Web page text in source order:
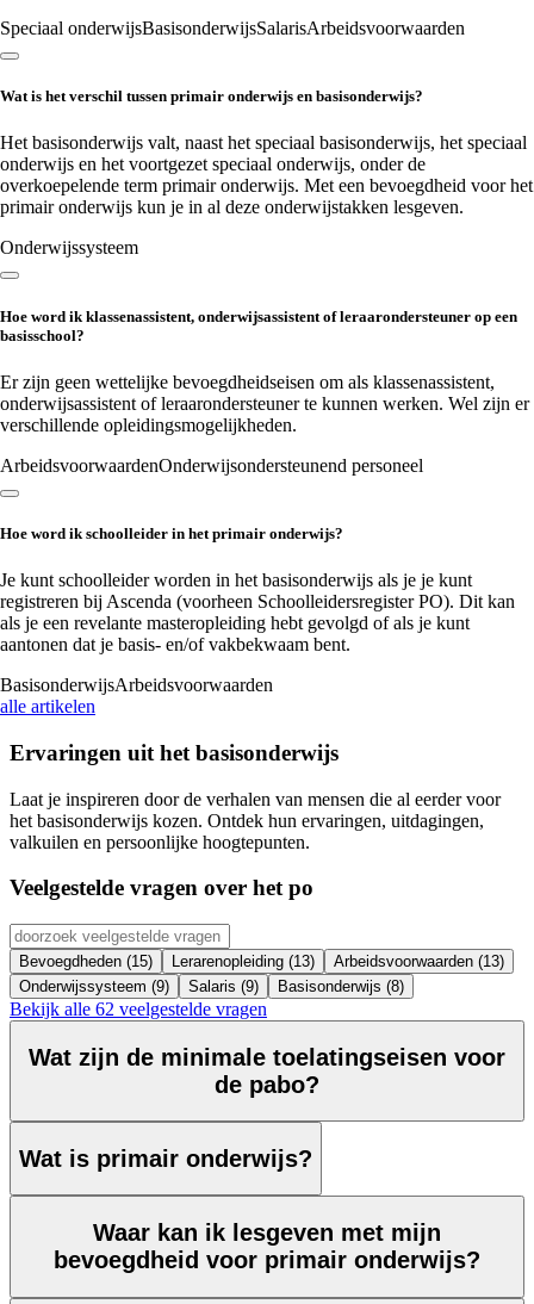
Speciaal onderwijsBasisonderwijsSalarisArbeidsvoorwaarden
Wat is het verschil tussen primair onderwijs en basisonderwijs?
Het basisonderwijs valt, naast het speciaal basisonderwijs, het speciaal
onderwijs en het voortgezet speciaal onderwijs, onder de
overkoepelende term primair onderwijs. Met een bevoegdheid voor het
primair onderwijs kun je in al deze onderwijstakken lesgeven.
Onderwijssysteem
Hoe word ik klassenassistent, onderwijsassistent of leraarondersteuner op een
basisschool?
Er zijn geen wettelijke bevoegdheidseisen om als klassenassistent,
onderwijsassistent of leraarondersteuner te kunnen werken. Wel zijn er
verschillende opleidingsmogelijkheden.
ArbeidsvoorwaardenOnderwijsondersteunend personeel
Hoe word ik schoolleider in het primair onderwijs?
Je kunt schoolleider worden in het basisonderwijs als je je kunt
registreren bij Ascenda (voorheen Schoolleidersregister PO). Dit kan
als je een revelante masteropleiding hebt gevolgd of als je kunt
aantonen dat je basis- en/of vakbekwaam bent.
BasisonderwijsArbeidsvoorwaarden
alle artikelen
Ervaringen uit het basisonderwijs
Laat je inspireren door de verhalen van mensen die al eerder voor
het basisonderwijs kozen. Ontdek hun ervaringen, uitdagingen,
valkuilen en persoonlijke hoogtepunten.
Veelgestelde vragen over het po
Bevoegdheden (15) Lerarenopleiding (13)
Arbeidsvoorwaarden (13)
Onderwijssysteem (9)
Salaris (9) Basisonderwijs (8)
Bekijk alle 62 veelgestelde vragen
Wat zijn de minimale toelatingseisen voor
de pabo?
Wat is primair onderwijs?
Waar kan ik lesgeven met mijn
bevoegdheid voor primair onderwijs?